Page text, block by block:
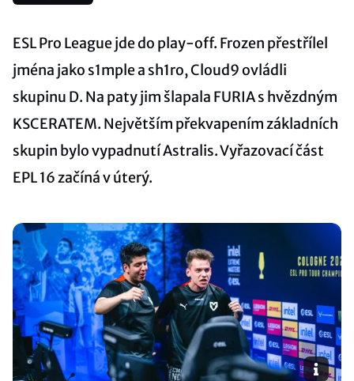
ESL Pro League jde do play-off. Frozen přestřílel
jména jako s1mple a sh1ro, Cloud9 ovládli
skupinu D. Na paty jim šlapala FURIA s hvězdným
KSCERATEM. Největším překvapením základních
skupin bylo vypadnutí Astralis. Vyřazovací část
EPL 16 začíná v úterý.